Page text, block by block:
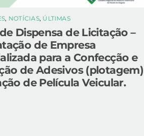
, NOTÍCIAS, ÚLTIMAS
Dispensa de Licitação –
de Empresa
para a Confecção e
de Adesivos
de Película Veicular.